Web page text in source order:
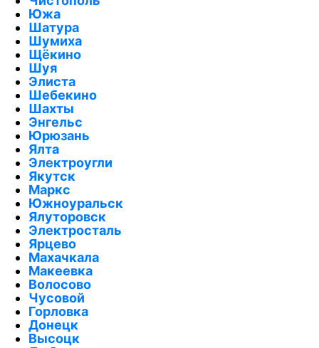
Южа
Шатура
Шумиха
Щёкино
Шуя
Элиста
Шебекино
Шахты
Энгельс
Юрюзань
Ялта
Электроугли
Якутск
Маркс
Южноуральск
Ялуторовск
Электросталь
Ярцево
Махачкала
Макеевка
Волосово
Чусовой
Горловка
Донецк
Высоцк